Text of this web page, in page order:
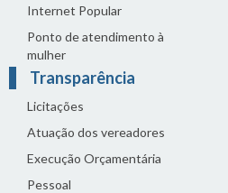
Internet Popular
Ponto de atendimento à
mulher
Transparência
Licitações
Atuação dos vereadores
Execução Orçamentária
Pessoal